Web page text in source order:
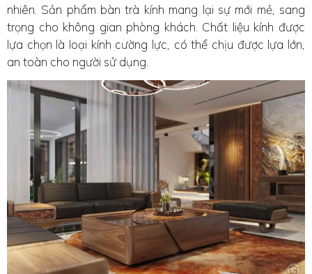
nhiên. Sản phẩm bàn trà kính mang lại sự mới mẻ, sang
trọng cho không gian phòng khách. Chất liệu kính được
lựa chọn là loại kính cường lực, có thể chịu được lựa lớn,
an toàn cho người sử dụng.